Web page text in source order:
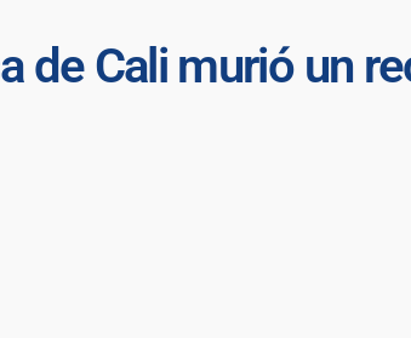
de Cali murió un